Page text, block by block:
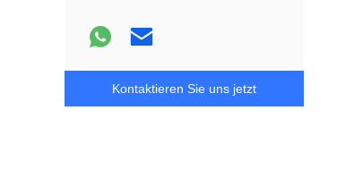
Kontaktieren Sie uns jetzt